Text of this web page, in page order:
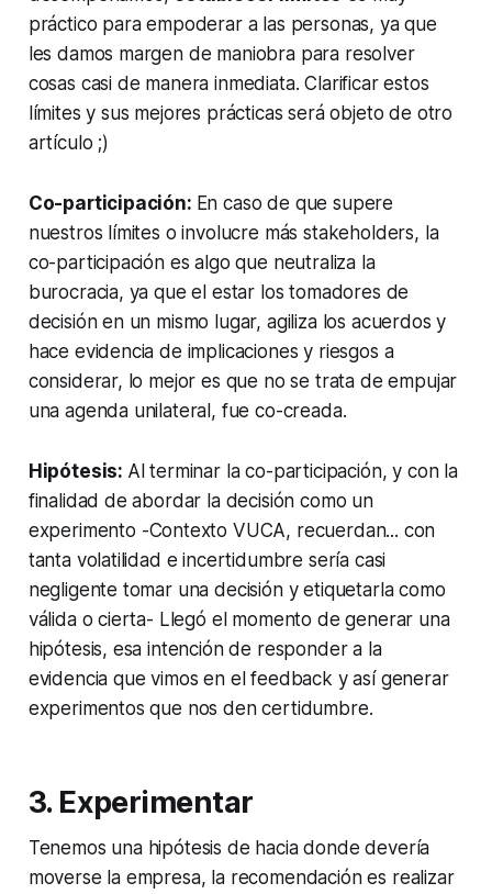
práctico para empoderar a las personas, ya que
les damos margen de maniobra para resolver
cosas casi de manera inmediata. Clarificar estos
límites y sus mejores prácticas será objeto de otro
artículo ;)
Co-participación: En caso de que supere
nuestros límites o involucre másstakeholders, la
co-participación es algo que neutraliza la
burocracia, ya que el estar los tomadores de
decisión en un mismo lugar, agiliza los acuerdos y
hace evidencia de implicaciones y riesgos a
considerar, lo mejor es que no se trata de empujar
una agenda unilateral, fue co-creada.
Hipótesis: Al terminar la co-participación, y con la
finalidad de abordar la decisión como un
experimento -Contexto VUCA, recuerdan... con
tanta volatilidad e incertidumbre sería casi
negligente tomar una decisión y etiquetarla como
válida o cierta- Llegó el momento de generar una
hipótesis, esa intención de responder a la
evidencia que vimos en el feedback y así generar
experimentos que nos den certidumbre.
3. Experimentar
Tenemos una hipótesis de hacia donde devería
moverse la empresa, la recomendación es realizar